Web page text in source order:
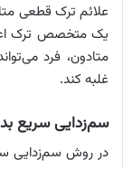
علائم ترک قطعی
یک متخصص ترک
متادون، فرد
غلبه کند.
سم‌زدایی سریع
در روش سم‌زدایی